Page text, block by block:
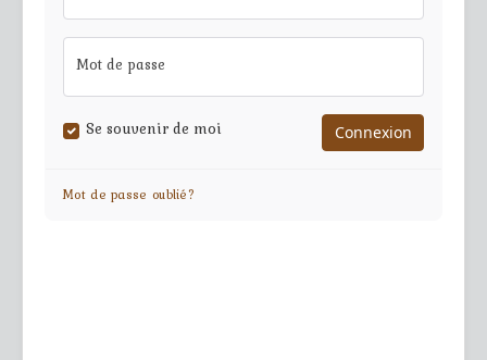
Mot de passe
Se souvenir de moi
Mot de passe oublié?